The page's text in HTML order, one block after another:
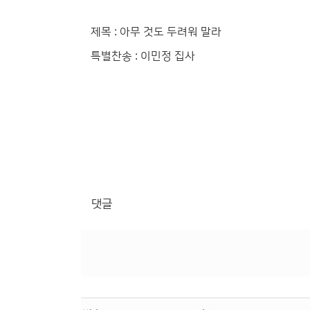
제목 : 아무 것도 두려워 말라
특별찬송 : 이민정 집사
댓글